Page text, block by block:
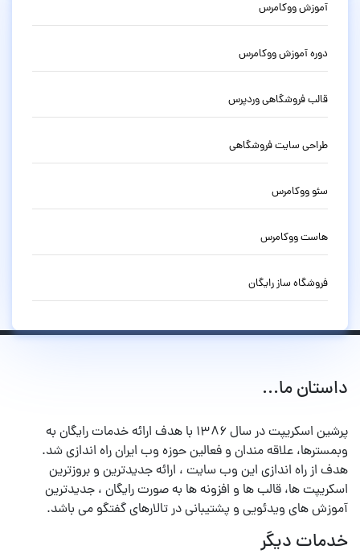
آموزش ووکامرس
دوره آموزش ووکامرس
قالب فروشگاهی وردپرس
طراحی سایت فروشگاهی
سئو ووکامرس
هاست ووکامرس
فروشگاه ساز رایگان
داستان ما...
پرشین اسکریپت در سال ۱۳۸۶ با هدف ارائه خدمات رایگان به
وبمسترها، علاقه مندان و فعالین حوزه وب ایران راه اندازی شد.
هدف از راه اندازی این وب سایت ، ارائه جدیدترین و بروزترین
اسکریپت ها، قالب ها و افزونه ها به صورت رایگان ، جدیدترین
آموزش های ویدئویی و پشتیبانی در تالارهای گفتگو می باشد.
خدمات دیگر